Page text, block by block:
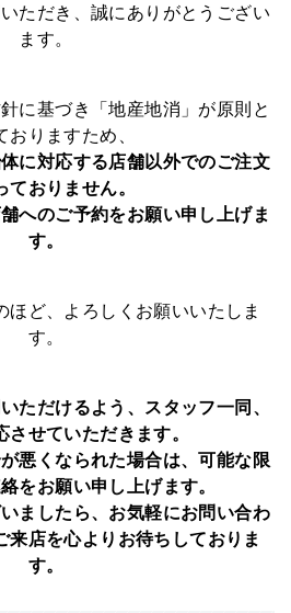
ただき、誠にありがとうござい
ます。
に基づき「地産地消」が原則と
おりますため、
に対応する店舗以外でのご注文
ておりません。
へのご予約をお願い申し上げま
す。
ほど、よろしくお願いいたしま
す。
ただけるよう、スタッフ一同、
させていただきます。
悪くなられた場合は、可能な限
をお願い申し上げます。
ましたら、お気軽にお問い合わ
来店を心よりお待ちしておりま
す。